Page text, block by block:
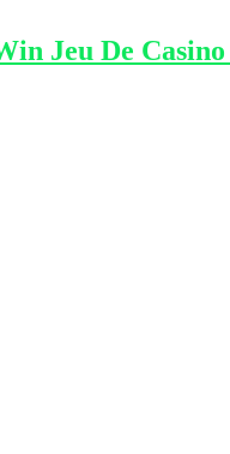
Jeu De